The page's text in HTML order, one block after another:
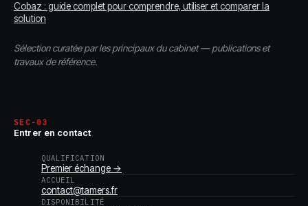
Cobaz : guide complet pour comprendre, utiliser et comparer la
solution
Sélection curatée par les principaux du cabinet — publications et
travaux de référence.
SEC-03
Entrer en contact
QUALIFICATION
Premier échange →
ACCUEIL
contact@tamers.fr
DISPONIBILITÉ